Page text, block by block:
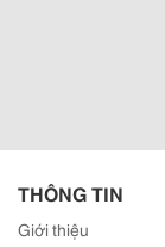
THÔNG TIN
Giới thiệu